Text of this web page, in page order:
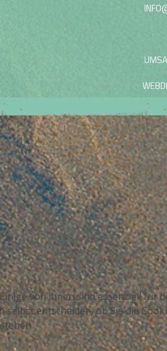
von ihnen sind essenziell
selbst entscheiden, ob Sie die